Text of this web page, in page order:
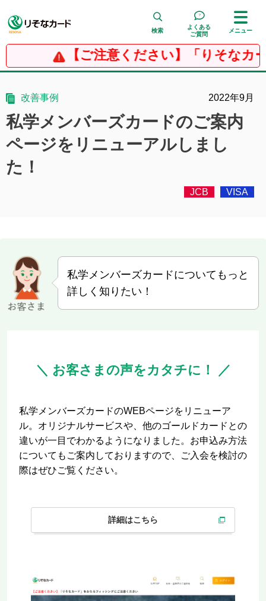
検索
よくある
ご質問
メニュー
検 索
【ご注意ください】「りそなカ
改善事例 2022年9月
私学メンバーズカードのご案内
ページをリニューアルしまし
た！
JCB VISA
私学メンバーズカードについてもっと
詳しく知りたい！
＼ お客さまの声をカタチに！ ／
私学メンバーズカードのWEBページをリニューア
ル。オリジナルサービスや、他のゴールドカードとの
違いが一目でわかるようになりました。お申込み方法
についてもご案内しておりますので、ご入会を検討の
際はぜひご覧ください。
詳細はこちら